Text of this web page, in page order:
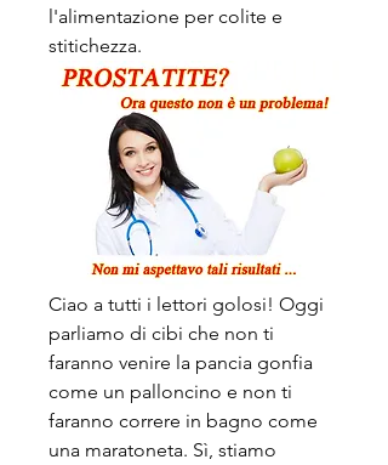
l'alimentazione per colite e
stitichezza.
Ciao a tutti i lettori golosi! Oggi
parliamo di cibi che non ti
faranno venire la pancia gonfia
come un palloncino e non ti
faranno correre in bagno come
una maratoneta. Sì, stiamo